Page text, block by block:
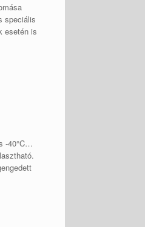
speciális
esetén is
-40°C…